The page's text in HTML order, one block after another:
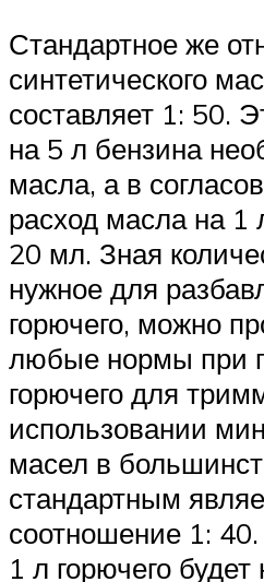
Стандартное же
синтетического
составляет 1: 50.
на 5 л бензина
масла, а в
расход масла на 1
20 мл. Зная
нужное для
горючего, можно
любые нормы при
горючего для
использовании
масел в
стандартным
соотношение 1: 40.
1 л горючего